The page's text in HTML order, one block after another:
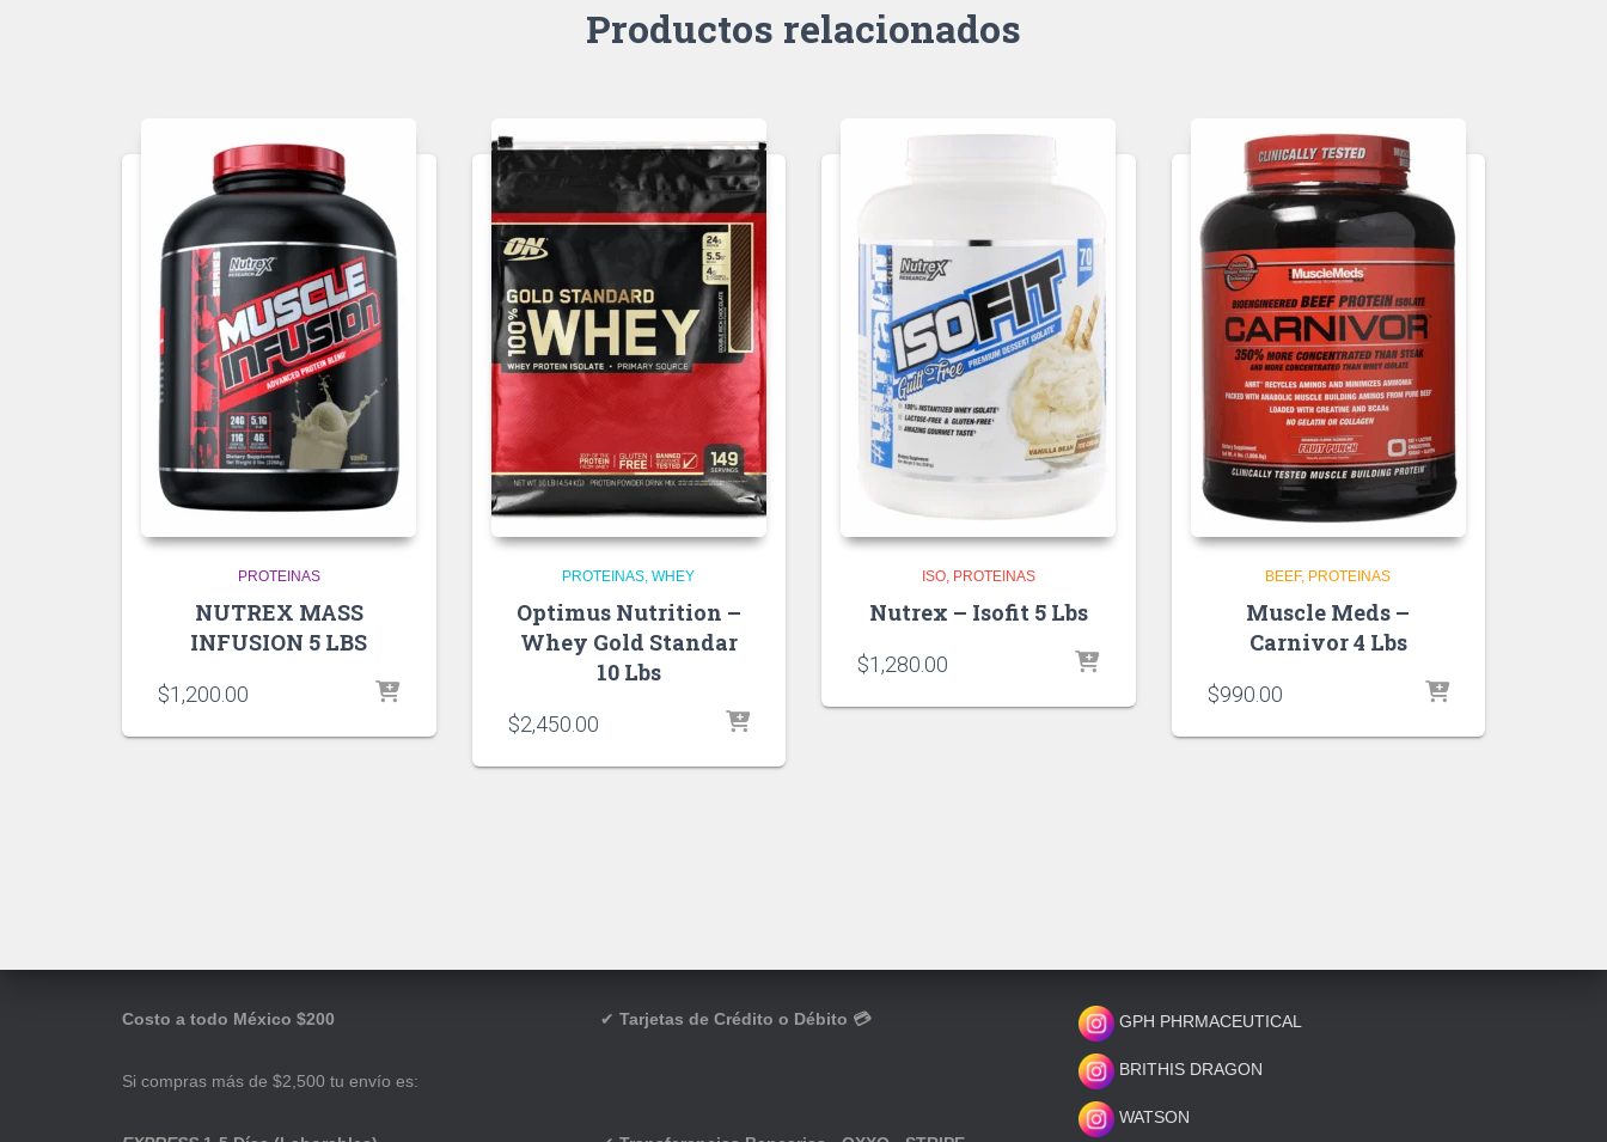
Productos relacionados
PROTEINAS
NUTREX MASS
INFUSION 5 LBS
$1,200.00
PROTEINAS WHEY
Optimus Nutrition –
Whey Gold Standar
10 Lbs
$2,450.00
ISO PROTEINAS
Nutrex – Isofit 5 Lbs
$1,280.00
BEEF PROTEINAS
Muscle Meds –
Carnivor 4 Lbs
$990.00
Costo a todo México $200
Si compras más de $2,500 tu envío es:
✔ Tarjetas de Crédito o Débito 💳 GPH PHRMACEUTICAL
BRITHIS DRAGON
WATSON